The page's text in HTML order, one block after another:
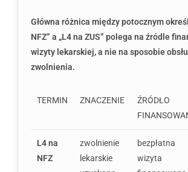
Główna różnica między potocznym
NFZ” a „L4 na ZUS” polega na źródle
wizyty lekarskiej, a nie na sposobie
zwolnienia.
TERMIN ZNACZENIE
ŹRÓDŁO
L4 na
NFZ
zwolnienie
lekarskie
bezpłatna
wizyta